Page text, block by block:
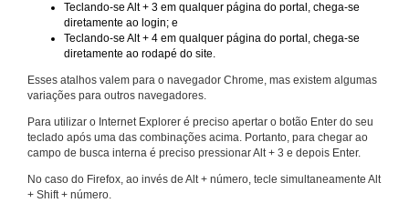
Teclando-se Alt + 3 em qualquer página do portal, chega-se
diretamente ao login; e
Teclando-se Alt + 4 em qualquer página do portal, chega-se
diretamente ao rodapé do site.
Esses atalhos valem para o navegador Chrome, mas existem algumas
variações para outros navegadores.
Para utilizar o Internet Explorer é preciso apertar o botão Enter do seu
teclado após uma das combinações acima. Portanto, para chegar ao
campo de busca interna é preciso pressionar Alt + 3 e depois Enter.
No caso do Firefox, ao invés de Alt + número, tecle simultaneamente Alt
+ Shift + número.